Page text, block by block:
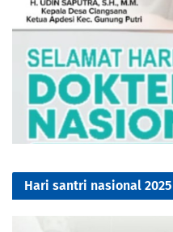
Hari santri nasional 2025